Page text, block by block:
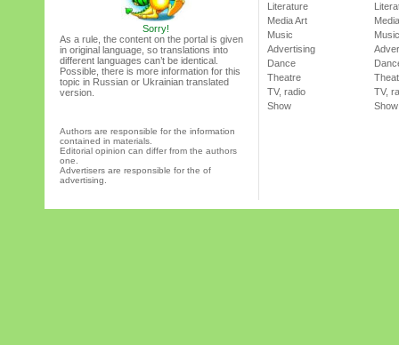
Sorry!
As a rule, the content on the portal is given
in original language, so translations into
different languages can’t be identical.
Possible, there is more information for this
topic in Russian or Ukrainian translated
version.
Authors are responsible for the information
contained in materials.
Editorial opinion can differ from the authors
one.
Advertisers are responsible for the of
advertising.
Literature
Media Art
Music
Advertising
Dance
Theatre
TV, radio
Show
Music
TV,
Show